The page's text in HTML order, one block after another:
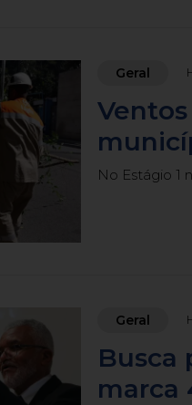
Geral
No Estágio 1
Geral
Busca
marca